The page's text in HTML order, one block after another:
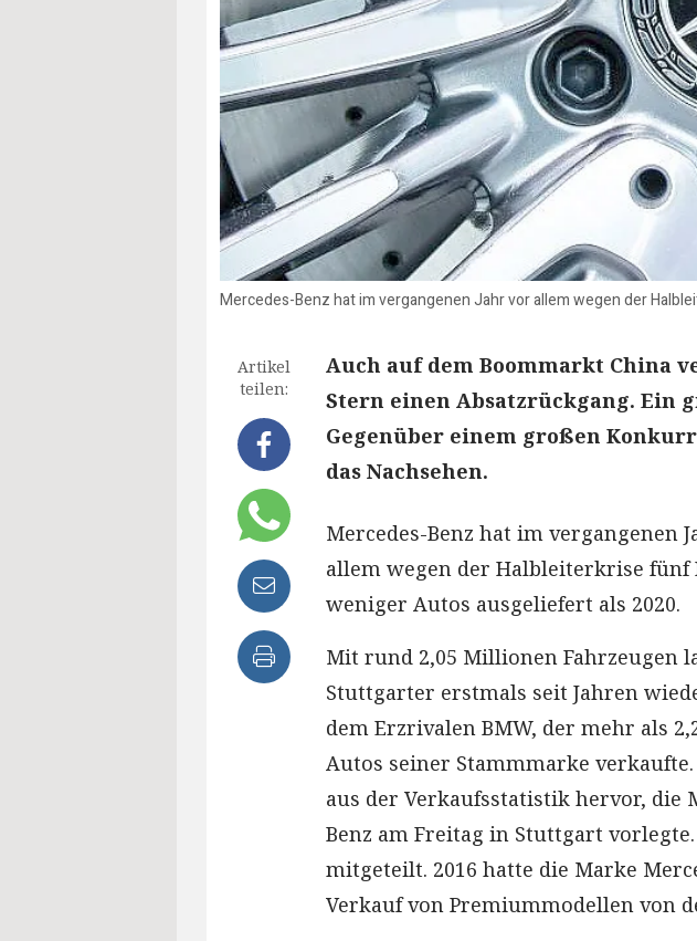
Mercedes-Benz hat im vergangenen Jahr vor allem wegen der
Artikel
teilen:
Auch auf dem Boommarkt China
Stern einen Absatzrückgang. Ein
Gegenüber einem großen
das Nachsehen.
Mercedes-Benz hat im vergangenen
allem wegen der Halbleiterkrise fünf
weniger Autos ausgeliefert als 2020.
Mit rund 2,05 Millionen Fahrzeugen
Stuttgarter erstmals seit Jahren
dem Erzrivalen BMW, der mehr als
Autos seiner Stammmarke verkaufte.
aus der Verkaufsstatistik hervor, die
Benz am Freitag in Stuttgart
mitgeteilt. 2016 hatte die Marke
Verkauf von Premiummodellen von